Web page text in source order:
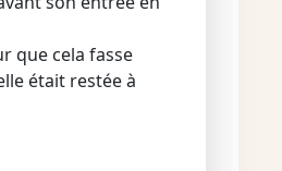
que cela fasse
était restée à